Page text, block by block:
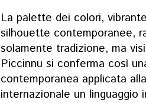
La palette dei colori,
silhouette contemporanee,
solamente tradizione, ma
Piccinnu si conferma così
contemporanea applicata
internazionale un